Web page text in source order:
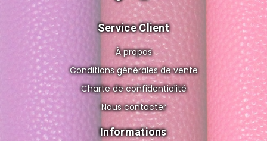
Service Client
À propos
Conditions générales de vente
Charte de confidentialité
Nous contacter
Informations